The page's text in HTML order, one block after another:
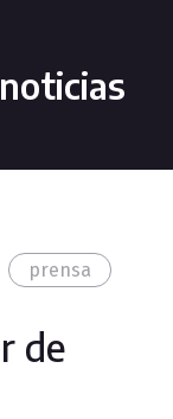
noticias
prensa
de